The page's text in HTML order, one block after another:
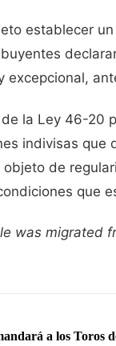
establecer
excepcional,
la Ley 46-20
indivisas que
objeto de
que
was migrated
a los Toros